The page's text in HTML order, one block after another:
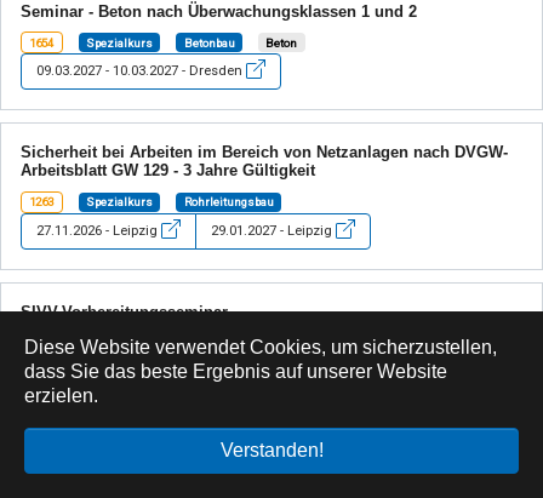
Diese Website verwendet Cookies, um sicherzustellen,
dass Sie das beste Ergebnis auf unserer Website
erzielen.
Verstanden!
Seminar - Beton nach Überwachungsklassen 1 und 2
1654 Spezialkurs Betonbau Beton
09.03.2027 - 10.03.2027 - Dresden
Sicherheit bei Arbeiten im Bereich von Netzanlagen nach DVGW-
Arbeitsblatt GW 129 - 3 Jahre Gültigkeit
1263 Spezialkurs Rohrleitungsbau
27.11.2026 - Leipzig 29.01.2027 - Leipzig
SIVV-Vorbereitungsseminar
599 Spezialkurs Betonbau Betonsanierung
07.01.2027 - 08.01.2027 - Dresden
01.04.2027 - 02.04.2027 - Dresden